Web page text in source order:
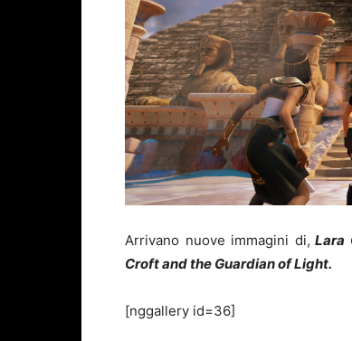
Arrivano nuove immagini di, Lara
Croft and the Guardian of Light.
[nggallery id=36]